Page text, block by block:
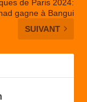
de Paris 2024:
gagne à Bangui
SUIVANT